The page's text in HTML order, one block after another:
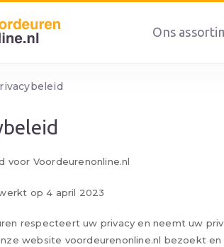
Ons
voor Voordeurenonline.nl
op 4 april 2023
respecteert uw privacy en neemt uw
website voordeurenonline.nl bezoekt en